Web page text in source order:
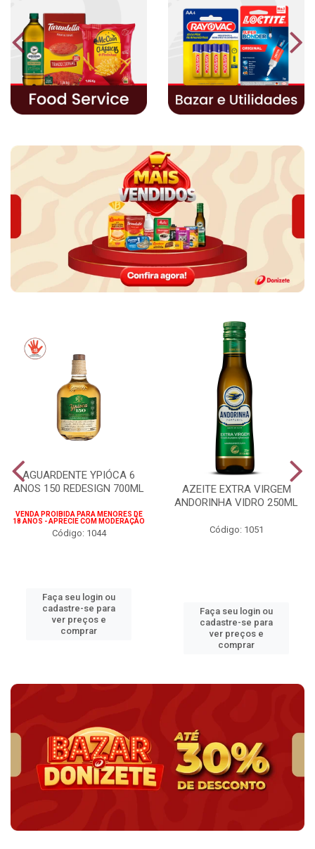
AGUARDENTE YPIÓCA 6
ANOS 150 REDESIGN 700ML
VENDA PROIBIDA PARA MENORES DE
18 ANOS - APRECIE COM MODERAÇÃO
Código: 1044
Faça seu login ou
cadastre-se para
ver preços e
comprar
AZEITE EXTRA VIRGEM
ANDORINHA VIDRO 250ML
Código: 1051
Faça seu login ou
cadastre-se para
ver preços e
comprar